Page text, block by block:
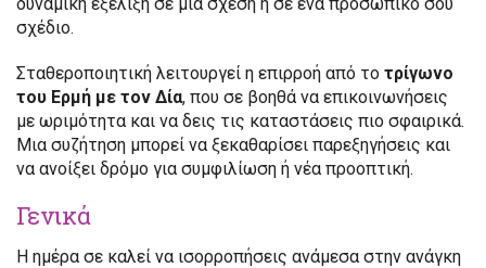
σχέδιο.
Σταθεροποιητική λειτουργεί η επιρροή από το τρίγωνο
του Ερμή με τον Δία, που σε βοηθά να επικοινωνήσεις
με ωριμότητα και να δεις τις καταστάσεις πιο σφαιρικά.
Μια συζήτηση μπορεί να ξεκαθαρίσει παρεξηγήσεις και
να ανοίξει δρόμο για συμφιλίωση ή νέα προοπτική.
Γενικά
Η ημέρα σε καλεί να ισορροπήσεις ανάμεσα στην ανάγκη